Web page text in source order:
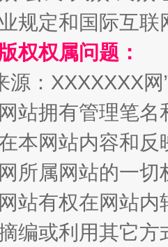
县开幕 规模
规定和国际互
权权属问题：
源：XXXXXXX
站拥有管理笔
本网站内容和
所属网站的一
站有权在网站
编或利用其它